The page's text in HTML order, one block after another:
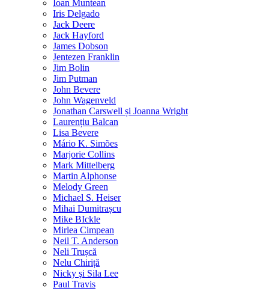
Ioan Muntean
Iris Delgado
Jack Deere
Jack Hayford
James Dobson
Jentezen Franklin
Jim Bolin
Jim Putman
John Bevere
John Wagenveld
Jonathan Carswell și Joanna Wright
Laurențiu Balcan
Lisa Bevere
Mário K. Simões
Marjorie Collins
Mark Mittelberg
Martin Alphonse
Melody Green
Michael S. Heiser
Mihai Dumitrașcu
Mike BIckle
Mirlea Cimpean
Neil T. Anderson
Neli Trușcă
Nelu Chiriță
Nicky şi Sila Lee
Paul Travis